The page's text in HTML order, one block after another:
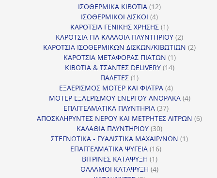
προϊόντα
ΙΣΟΘΕΡΜΙΚΑ ΚΙΒΩΤΙΑ 1212
ΙΣΟΘΕΡΜΙΚΟΙ ΔΙΣΚΟΙ 44
προϊόντα
ΚΑΡΟΤΣΙΑ ΓΕΝΙΚΗΣ ΧΡΗΣΗΣ 11
προϊόν
ΚΑΡΟΤΣΙΑ ΓΙΑ ΚΑΛΑΘΙΑ ΠΛΥΝΤΗΡΙΟΥ 22
προϊόντα
ΚΑΡΟΤΣΙΑ ΙΣΟΘΕΡΜΙΚΩΝ ΔΙΣΚΩΝ/ΚΙΒΩΤΙΩΝ 22
ΚΑΡΟΤΣΙΑ ΜΕΤΑΦΟΡΑΣ ΠΙΑΤΩΝ 11
προϊόν
ΚΙΒΩΤΙΑ & ΤΣΑΝΤΕΣ DELIVERY 1414
ΠΑΛΕΤΕΣ 11
προϊόν
ΕΞΑΕΡΙΣΜΟΣ ΜΟΤΕΡ ΚΑΙ ΦΙΛΤΡΑ 44
προϊόντα
ΜΟΤΕΡ ΕΞΑΕΡΙΣΜΟΥ ΕΝΕΡΓΟΥ ΑΝΘΡΑΚΑ 44
ΕΠΑΓΓΕΛΜΑΤΙΚΑ ΠΛΥΝΤΗΡΙΑ 3737
προϊόντα
ΑΠΟΣΚΛΗΡΥΝΤΕΣ ΝΕΡΟΥ ΚΑΙ ΜΕΤΡΗΤΕΣ ΛΙΤΡΩΝ 66
ΚΑΛΑΘΙΑ ΠΛΥΝΤΗΡΙΟΥ 3030
προϊόντα
ΣΤΕΓΝΩΤΙΚΑ - ΓΥΑΛΙΣΤΙΚΑ ΜΑΧΑΙΡ/ΝΩΝ 11
ΕΠΑΓΓΕΛΜΑΤΙΚΑ ΨΥΓΕΙΑ 1616
ΒΙΤΡΙΝΕΣ ΚΑΤΑΨΥΞΗ 11
προϊόν
ΘΑΛΑΜΟΙ ΚΑΤΑΨΥΞΗ 44